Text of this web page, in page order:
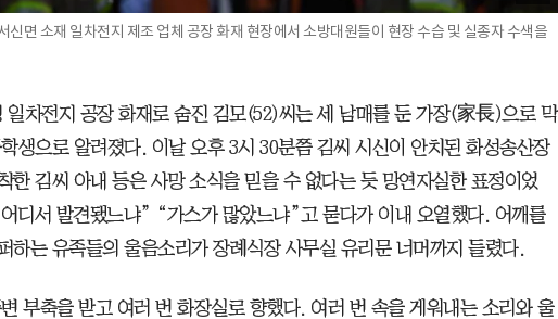
신면 소재 일차전지 제조 업체 공장 화재 현장에서 소방대원들이 현장 수습 및 실종자 수색을
일차전지 공장 화재로 숨진 김모(52)씨는 세 남매를 둔 가장(家長)으로 막
생으로 알려졌다. 이날 오후 3시 30분쯤 김씨 시신이 안치된 화성송산장
한 김씨 아내 등은 사망 소식을 믿을 수 없다는 듯 망연자실한 표정이었
디서 발견됐느냐” “가스가 많았느냐”고 묻다가 이내 오열했다. 어깨를
하는 유족들의 울음소리가 장례식장 사무실 유리문 너머까지 들렸다.
부축을 받고 여러 번 화장실로 향했다. 여러 번 속을 게워내는 소리와 울